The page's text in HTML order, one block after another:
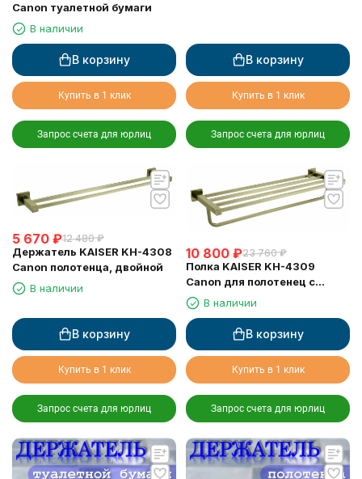
Canon туалетной бумаги
В наличии
В корзину
Купить в 1 клик
Запрос счета для юрлиц
В корзину
Купить в 1 клик
Запрос счета для юрлиц
5 670 ₽12 480 ₽
Держатель KAISER KH-4308
Canon полотенца, двойной
В наличии
В корзину
Купить в 1 клик
Запрос счета для юрлиц
10 800 ₽23 760 ₽
Полка KAISER KH-4309
Canon для полотенец с
держателем
В наличии
В корзину
Купить в 1 клик
Запрос счета для юрлиц